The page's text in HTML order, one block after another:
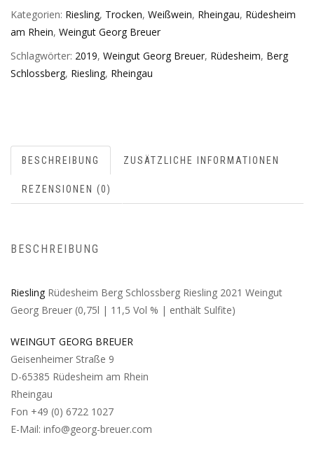
Kategorien: Riesling, Trocken, Weißwein, Rheingau, Rüdesheim
am Rhein, Weingut Georg Breuer
Schlagwörter: 2019, Weingut Georg Breuer, Rüdesheim, Berg
Schlossberg, Riesling, Rheingau
BESCHREIBUNG ZUSÄTZLICHE INFORMATIONEN
REZENSIONEN (0)
BESCHREIBUNG
Riesling Rüdesheim Berg Schlossberg Riesling 2021 Weingut
Georg Breuer (0,75l | 11,5 Vol % | enthält Sulfite)
WEINGUT GEORG BREUER
Geisenheimer Straße 9
D-65385 Rüdesheim am Rhein
Rheingau
Fon +49 (0) 6722 1027
E-Mail: info@georg-breuer.com